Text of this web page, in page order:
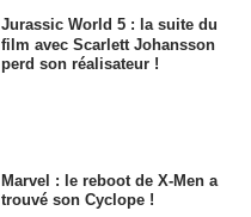
Jurassic World 5 : la suite du
film avec Scarlett Johansson
perd son réalisateur !
Marvel : le reboot de X-Men a
trouvé son Cyclope !